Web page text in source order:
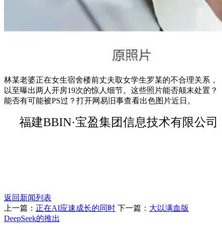
林某老婆正在女生宿舍楼前丈夫取女学生罗某的不合理关系，
以至曝出两人开房19次的惊人细节。这些照片能否颠末处置？
能否有可能被PS过？打开网易旧事查看出色图片近日。
福建BBIN·宝盈集团信息技术有限公司
返回新闻列表
上一篇： 正在AI应速成长的同时 下一篇： 大以满血版
DeepSeek的推出